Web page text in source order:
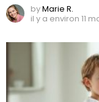
byMarie R.
il y a environ 11